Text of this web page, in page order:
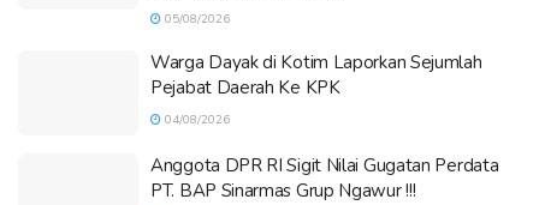
05/08/2026
Warga Dayak di Kotim Laporkan Sejumlah
Pejabat Daerah Ke KPK
04/08/2026
Anggota DPR RI Sigit Nilai Gugatan Perdata
PT. BAP Sinarmas Grup Ngawur !!!